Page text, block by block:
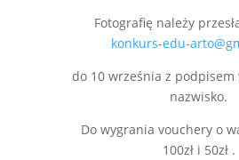
Fotografię należy
konkurs-edu-
do 10 września z podpisem
nazwisko.
Do wygrania vouchery o
100zł i 50zł .